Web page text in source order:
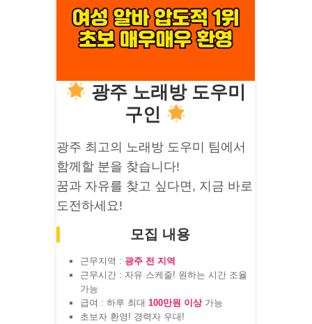
광주 노래방 도우미
구인
광주 최고의 노래방 도우미 팀에서
함께할 분을 찾습니다!
꿈과 자유를 찾고 싶다면, 지금 바로
도전하세요!
모집 내용
근무지역 : 광주 전 지역
근무시간 : 자유 스케줄! 원하는 시간 조율
가능
급여 : 하루 최대 100만원 이상가능
초보자 환영! 경력자 우대!